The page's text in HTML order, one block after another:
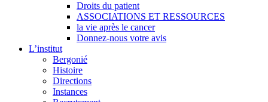
Droits du patient
ASSOCIATIONS ET RESSOURCES
la vie après le cancer
Donnez-nous votre avis
L’institut
Bergonié
Histoire
Directions
Instances